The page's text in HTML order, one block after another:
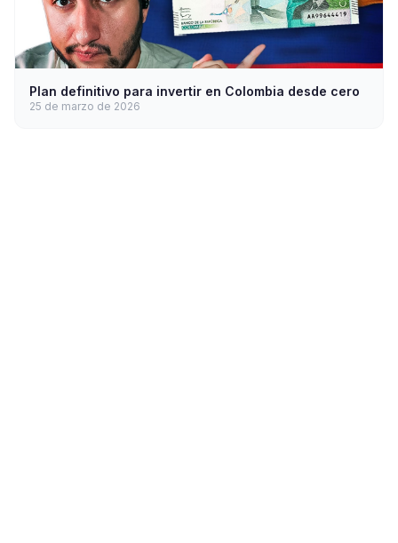
Plan definitivo para invertir en Colombia desde cero
25 de marzo de 2026